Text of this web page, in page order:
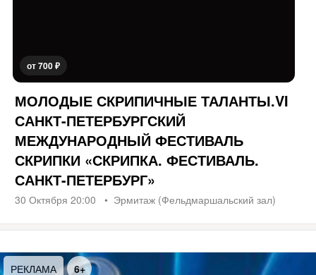
от 700 ₽
МОЛОДЫЕ СКРИПИЧНЫЕ ТАЛАНТЫ.VI
САНКТ-ПЕТЕРБУРГСКИЙ
МЕЖДУНАРОДНЫЙ ФЕСТИВАЛЬ
СКРИПКИ «СКРИПКА. ФЕСТИВАЛЬ.
САНКТ-ПЕТЕРБУРГ»
30 Октября 20:00 Эрмитаж (Фельдмаршальский зал)
6+